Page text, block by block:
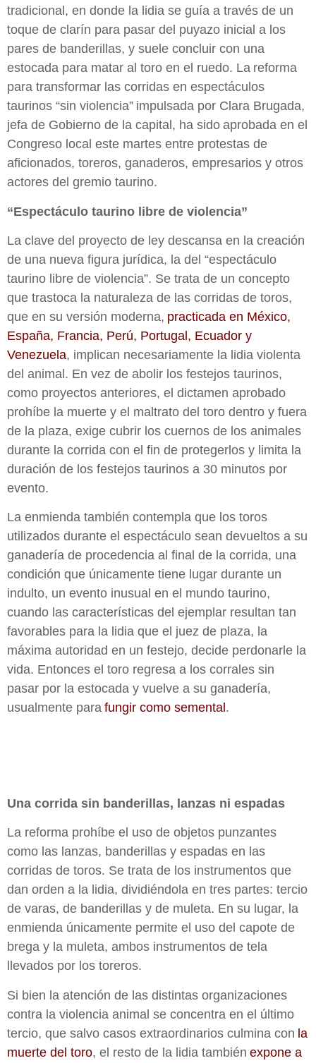
tradicional, en donde la lidia se guía a través de un
toque de clarín para pasar del puyazo inicial a los
pares de banderillas, y suele concluir con una
estocada para matar al toro en el ruedo. La reforma
para transformar las corridas en espectáculos
taurinos “sin violencia” impulsada por Clara Brugada,
jefa de Gobierno de la capital, ha sido aprobada en el
Congreso local este martes entre protestas de
aficionados, toreros, ganaderos, empresarios y otros
actores del gremio taurino.
“Espectáculo taurino libre de violencia”
La clave del proyecto de ley descansa en la creación
de una nueva figura jurídica, la del “espectáculo
taurino libre de violencia”. Se trata de un concepto
que trastoca la naturaleza de las corridas de toros,
que en su versión moderna, practicada en México,
España, Francia, Perú, Portugal, Ecuador y
Venezuela, implican necesariamente la lidia violenta
del animal. En vez de abolir los festejos taurinos,
como proyectos anteriores, el dictamen aprobado
prohíbe la muerte y el maltrato del toro dentro y fuera
de la plaza, exige cubrir los cuernos de los animales
durante la corrida con el fin de protegerlos y limita la
duración de los festejos taurinos a 30 minutos por
evento.
La enmienda también contempla que los toros
utilizados durante el espectáculo sean devueltos a su
ganadería de procedencia al final de la corrida, una
condición que únicamente tiene lugar durante un
indulto, un evento inusual en el mundo taurino,
cuando las características del ejemplar resultan tan
favorables para la lidia que el juez de plaza, la
máxima autoridad en un festejo, decide perdonarle la
vida. Entonces el toro regresa a los corrales sin
pasar por la estocada y vuelve a su ganadería,
usualmente para fungir como semental .
Una corrida sin banderillas, lanzas ni espadas
La reforma prohíbe el uso de objetos punzantes
como las lanzas, banderillas y espadas en las
corridas de toros. Se trata de los instrumentos que
dan orden a la lidia, dividiéndola en tres partes: tercio
de varas, de banderillas y de muleta. En su lugar, la
enmienda únicamente permite el uso del capote de
brega y la muleta, ambos instrumentos de tela
llevados por los toreros.
Si bien la atención de las distintas organizaciones
contra la violencia animal se concentra en el último
tercio, que salvo casos extraordinarios culmina con la
muerte del toro, el resto de la lidia también expone a